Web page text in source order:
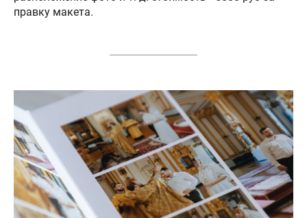
правку макета.